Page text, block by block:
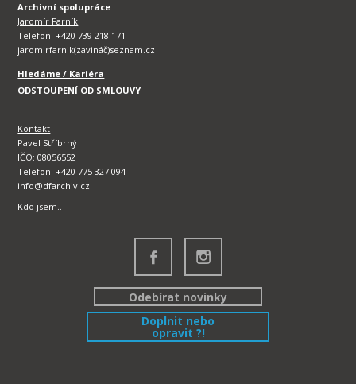
Archivní spolupráce
Jaromír Farník
Telefon: +420 739 218 171
jaromirfarnik(zavináč)seznam.cz
Hledáme / Kariéra
ODSTOUPENÍ OD SMLOUVY
Kontakt
Pavel Stříbrný
IČO: 08056552
Telefon: +420 775 327 094
info@dfarchiv.cz
Kdo jsem..
Odebírat novinky
Doplnit nebo
opravit ?!